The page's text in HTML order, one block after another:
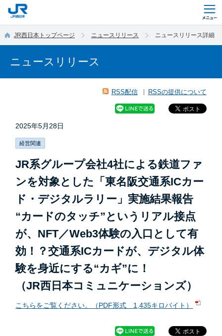
JR西日本トップページ ニュースリリース ニュースリリース詳細
ニュースリリース
RSS配信 RSSの提供について
2025年5月28日
経営関連
JR系グループ会社4社による鉄道ファ
ンを対象とした「東名阪交通系ICカー
ド・デジタルラリー」実施結果報告
“カードのタッチ”というリアル接点
が、NFT／Web3体験の入口として有
効！？交通系ICカードが、デジタル体
験を身近にする“カギ”に！
（JR西日本コミュニケーションズ）
こちらをご覧ください。（PDF形式 1,435キロバイト）